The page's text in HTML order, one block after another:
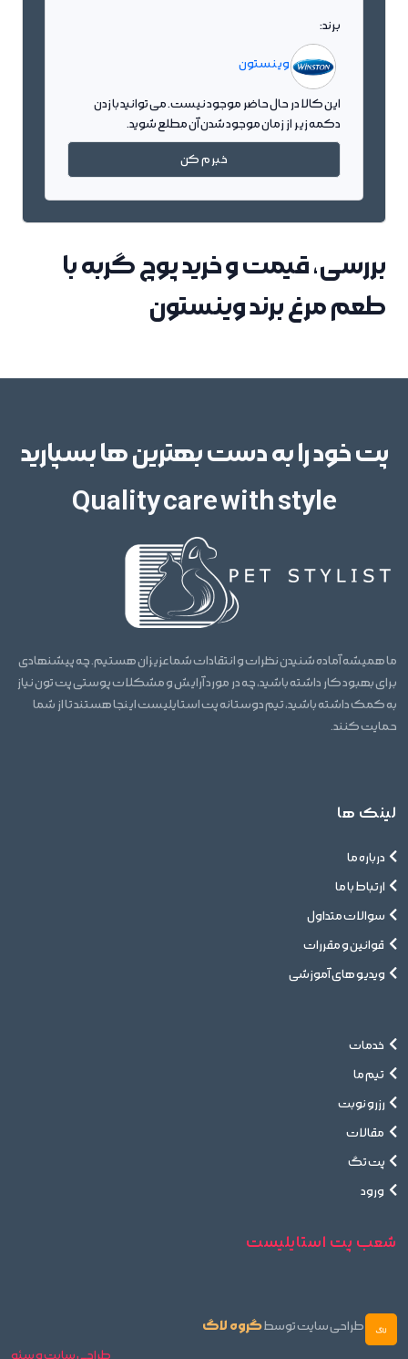
برند:
وینستون
این کالا در حال حاضر موجود نیست. می توانید با زدن
دکمه زیر از زمان موجود شدن آن مطلع شوید.
خبرم کن
بررسی، قیمت و خرید پوچ گربه با
طعم مرغ برند وینستون
پت خود را به دست بهترین ها بسپارید
Quality care with style
ما همیشه آماده شنیدن نظرات و انتقادات شما عزیزان هستیم. چه پیشنهادی
برای بهبود کار داشته باشید، چه در مورد آرایش و مشکلات پوستی پت تون نیاز
به کمک داشته باشید، تیم دوستانه پت استایلیست اینجا هستند تا از شما
حمایت کنند.
لینک ها
درباره ما
ارتباط با ما
سوالات متداول
قوانین و مقررات
ویدیو های آموزشی
خدمات
تیم ما
رزرو نوبت
مقالات
پت تگ
ورود
شعب پت استایلیست
طراحی سایت توسطگروه لاگ
طراحی سایت و سئو